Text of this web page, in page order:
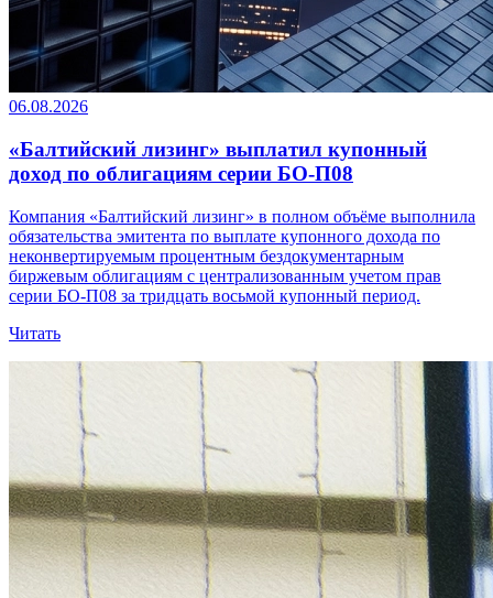
06.08.2026
«Балтийский лизинг» выплатил купонный
доход по облигациям серии БО-П08
Компания «Балтийский лизинг» в полном объёме выполнила
обязательства эмитента по выплате купонного дохода по
неконвертируемым процентным бездокументарным
биржевым облигациям с централизованным учетом прав
серии БО-П08 за тридцать восьмой купонный период.
Читать